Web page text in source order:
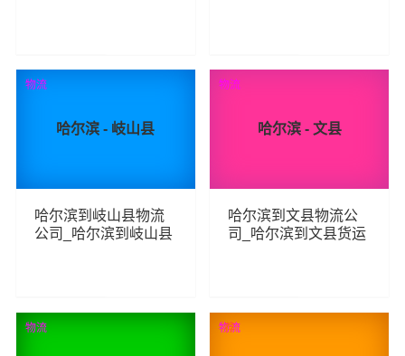
388 查看详细 136 查看详细
哈尔滨 - 岐山县
哈尔滨到岐山县物流
公司_哈尔滨到岐山县
170 查看详细
物流
哈尔滨 - 文县
哈尔滨到文县物流公
司_哈尔滨到文县货运
131 查看详细
物流
物流 物流
荐